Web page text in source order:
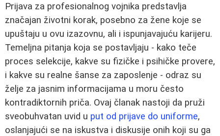
Prijava za profesionalnog vojnika predstavlja
značajan životni korak, posebno za žene koje se
upuštaju u ovu izazovnu, ali i ispunjavajuću karijeru.
Temeljna pitanja koja se postavljaju - kako teče
proces selekcije, kakve su fizičke i psihičke provere,
i kakve su realne šanse za zaposlenje - odraz su
želje za jasnim informacijama u moru često
kontradiktornih priča. Ovaj članak nastoji da pruži
sveobuhvatan uvid u put od prijave do uniforme,
oslanjajući se na iskustva i diskusije onih koji su ga